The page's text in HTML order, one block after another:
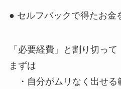
● セルフバックで得たお金
「必要経費」と割り切って
まずは
・自分がムリなく出せる